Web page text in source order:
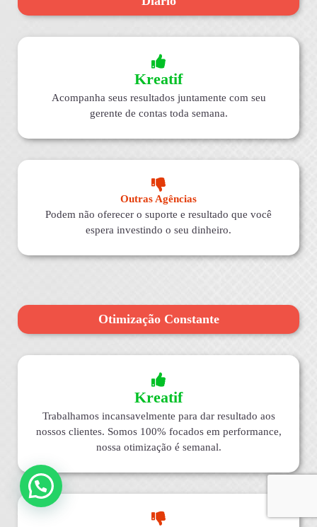
Kreatif
Acompanha seus resultados juntamente com seu
gerente de contas toda semana.
Outras Agências
Podem não oferecer o suporte e resultado que você
espera investindo o seu dinheiro.
Otimização Constante
Kreatif
Trabalhamos incansavelmente para dar resultado aos
nossos clientes. Somos 100% focados em performance,
nossa otimização é semanal.